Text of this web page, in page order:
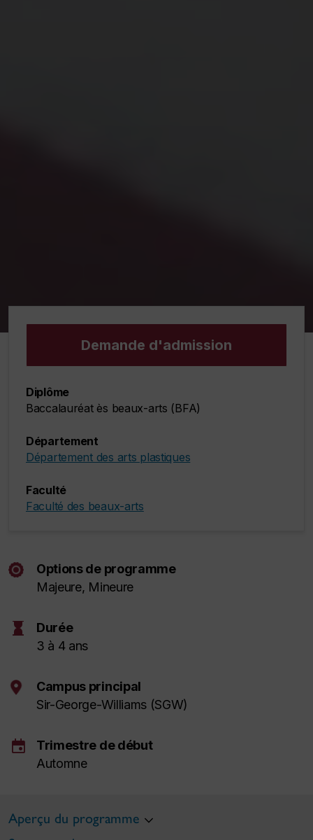
Demande d'admission
Diplôme
Baccalauréat ès beaux-arts (BFA)
Département
Département des arts plastiques
Faculté
Faculté des beaux-arts
Options de programme
Majeure, Mineure
hourglass
Durée
3 à 4 ans
Campus principal
Sir-George-Williams (SGW)
event
Trimestre de début
Automne
Aperçu du programme